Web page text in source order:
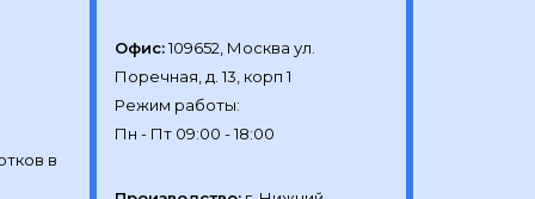
Офис: 109652, Москва ул.
Поречная, д. 13, корп 1
Режим работы:
в